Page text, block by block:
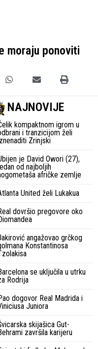
moraju ponoviti
NAJNOVIJE
kompaktnom igrom u
i tranzicijom želi
Zrinjski
je David Owori (27),
od najboljih
afričke zemlje
United želi Lukakua
dovršio pregovore oko
angažovao grčkog
Konstantinosa
se uključila u utrku
Rodrija
dogovor Real Madrida i
Juniora
skijašica Gut-
završila karijeru